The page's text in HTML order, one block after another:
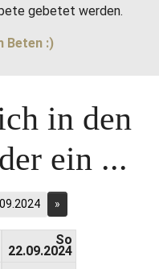
gebetet werden.
Beten :)
in den
ein ...
»
So
22.09.2024